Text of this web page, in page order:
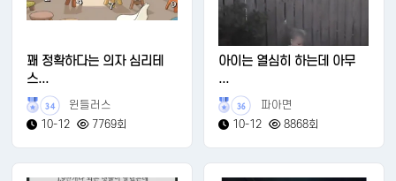
꽤 정확하다는 의자 심리테
스...
34
윈들러스
10-12
7769회
아이는 열심히 하는데 아무
...
36
파아면
10-12
8868회